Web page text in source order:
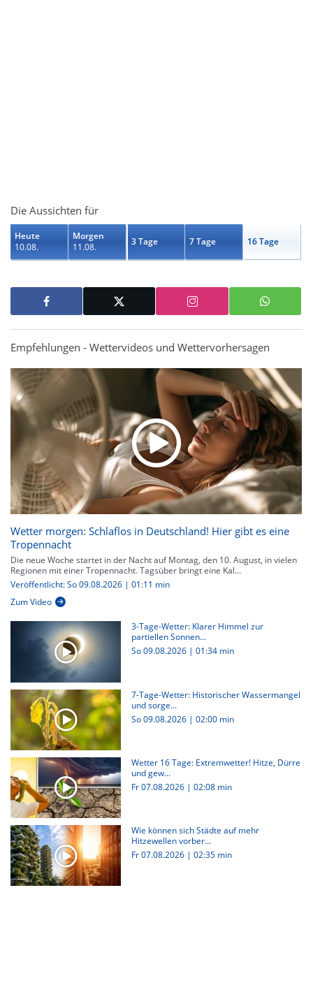
Die Aussichten für
Heute
10.08.
Morgen
11.08.
3 Tage 7 Tage 16 Tage
Empfehlungen - Wettervideos und Wettervorhersagen
Wetter morgen: Schlaflos in Deutschland! Hier gibt es eine
Tropennacht
Die neue Woche startet in der Nacht auf Montag, den 10. August, in vielen
Regionen mit einer Tropennacht. Tagsüber bringt eine Kal...
Veröffentlicht: So 09.08.2026 | 01:11 min
Zum Video
3-Tage-Wetter: Klarer Himmel zur
partiellen Sonnen...
So 09.08.2026 | 01:34 min
7-Tage-Wetter: Historischer Wassermangel
und sorge...
So 09.08.2026 | 02:00 min
Wetter 16 Tage: Extremwetter! Hitze, Dürre
und gew...
Fr 07.08.2026 | 02:08 min
Wie können sich Städte auf mehr
Hitzewellen vorber...
Fr 07.08.2026 | 02:35 min